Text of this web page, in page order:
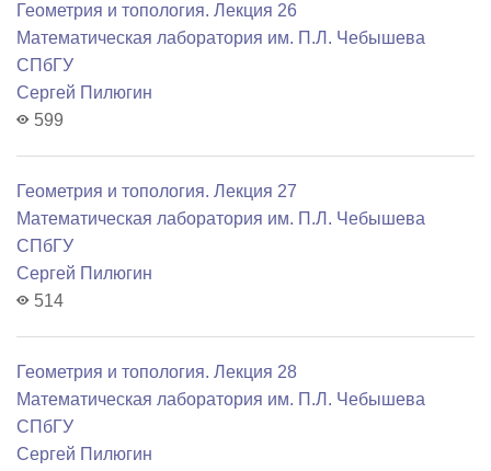
Геометрия и топология. Лекция 26
Математичеcкая лаборатория им. П.Л. Чебышева
СПбГУ
Сергей Пилюгин
599
Геометрия и топология. Лекция 27
Математичеcкая лаборатория им. П.Л. Чебышева
СПбГУ
Сергей Пилюгин
514
Геометрия и топология. Лекция 28
Математичеcкая лаборатория им. П.Л. Чебышева
СПбГУ
Сергей Пилюгин